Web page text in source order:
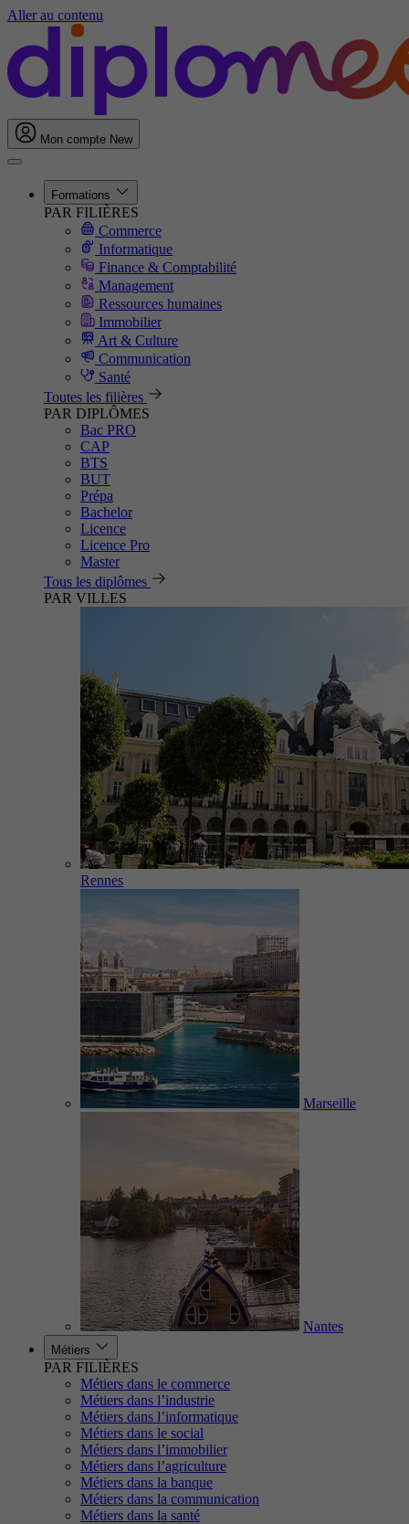
Aller au contenu
Mon compte New
Formations
PAR FILIÈRES
Commerce
Informatique
Finance & Comptabilité
Management
Ressources humaines
Immobilier
Art & Culture
Communication
Santé
Toutes les filières
PAR DIPLÔMES
Bac PRO
CAP
BTS
BUT
Prépa
Bachelor
Licence
Licence Pro
Master
Tous les diplômes
PAR VILLES
Rennes
Marseille
Nantes
Métiers
PAR FILIÈRES
Métiers dans le commerce
Métiers dans l’industrie
Métiers dans l’informatique
Métiers dans le social
Métiers dans l’immobilier
Métiers dans l’agriculture
Métiers dans la banque
Métiers dans la communication
Métiers dans la santé